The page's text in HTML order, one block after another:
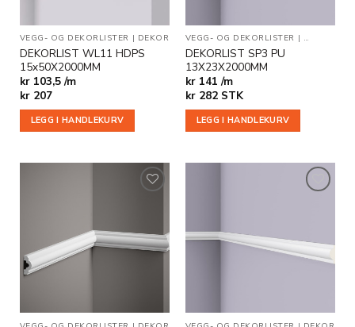
VEGG- OG DEKORLISTER | DEKOR
DEKORLIST WL11 HDPS
15x50X2000MM
kr 103,5 /m
kr207
LEGG I HANDLEKURV
VEGG- OG DEKORLISTER |
DEKORLIST SP3 PU
13X23X2000MM
kr 141 /m
kr282 STK
LEGG I HANDLEKURV
ønskeliste
ønskeliste